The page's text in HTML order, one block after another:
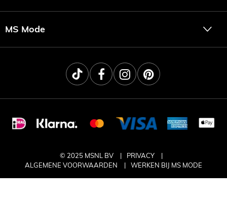
MS Mode
© 2025 MSNL BV
PRIVACY
ALGEMENE VOORWAARDEN
WERKEN BIJ MS MODE